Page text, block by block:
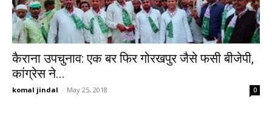
कैराना उपचुनाव: एक बर फिर गोरखपुर जैसे फसी बीजेपी,
कांग्रेस ने...
komal jindal - May 25, 2018 0